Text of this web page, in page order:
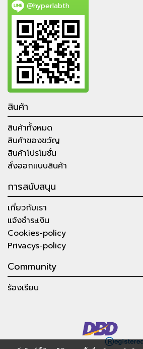
@hyperlabth
สินค้า
สินค้าทั้งหมด
สินค้าของขวัญ
สินค้าโปรโมชั่น
สั่งออกแบบสินค้า
การสนับสนุน
เกี่ยวกับเรา
แจ้งชำระเงิน
Cookies-policy
Privacys-policy
Community
ร้องเรียน